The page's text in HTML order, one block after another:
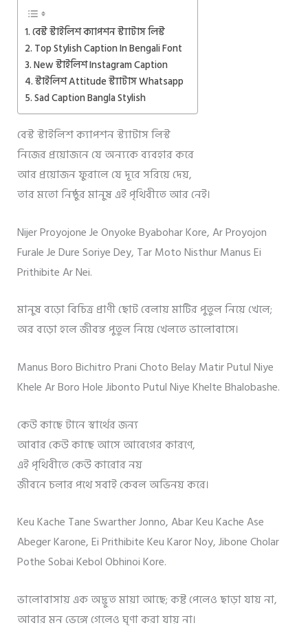
বেস্ট স্টাইলিশ ক্যাপশন স্ট্যাটাস লিস্ট
Top Stylish Caption In Bengali Font
New স্টাইলিশ Instagram Caption
স্টাইলিশ Attitude স্ট্যাটাস Whatsapp
Sad Caption Bangla Stylish
বেস্ট স্টাইলিশ ক্যাপশন স্ট্যাটাস লিস্ট
নিজের প্রয়োজনে যে অন্যকে ব্যবহার করে
আর প্রয়োজন ফুরালে যে দূরে সরিয়ে দেয়,
তার মতো নিষ্ঠুর মানুষ এই পৃথিবীতে আর নেই।
Nijer Proyojone Je Onyoke Byabohar Kore, Ar Proyojon
Furale Je Dure Soriye Dey, Tar Moto Nisthur Manus Ei
Prithibite Ar Nei.
মানুষ বড়ো বিচিত্র প্রাণী ছোট বেলায় মাটির পুতুল নিয়ে খেলে;
অর বড়ো হলে জীবন্ত পুতুল নিয়ে খেলতে ভালোবাসে।
Manus Boro Bichitro Prani Choto Belay Matir Putul Niye
Khele Ar Boro Hole Jibonto Putul Niye Khelte Bhalobashe.
কেউ কাছে টানে স্বার্থের জন্য
আবার কেউ কাছে আসে আবেগের কারণে,
এই পৃথিবীতে কেউ কারোর নয়
জীবনে চলার পথে সবাই কেবল অভিনয় করে।
Keu Kache Tane Swarther Jonno, Abar Keu Kache Ase
Abeger Karone, Ei Prithibite Keu Karor Noy, Jibone Cholar
Pothe Sobai Kebol Obhinoi Kore.
ভালোবাসায় এক অদ্ভুত মায়া আছে; কষ্ট পেলেও ছাড়া যায় না,
আবার মন ভেঙ্গে গেলেও ঘৃণা করা যায় না।